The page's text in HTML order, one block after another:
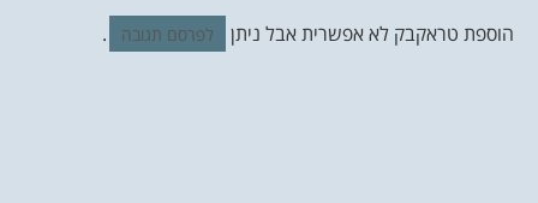
הוספת טראקבק לא אפשרית אבל ניתן לפרסם תגובה .